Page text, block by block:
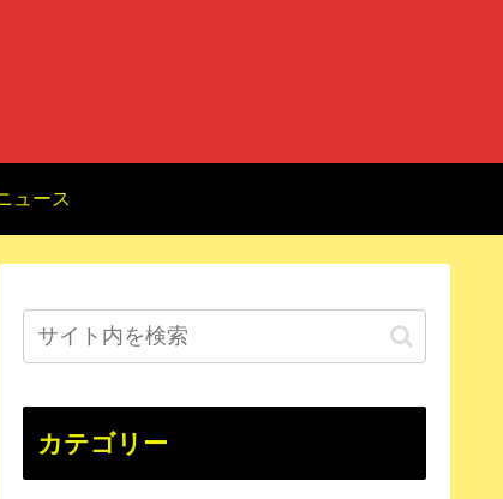
ュース
カテゴリー